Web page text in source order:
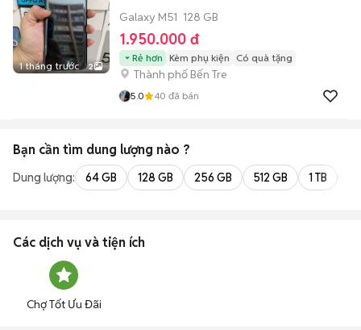
1 tháng trước 2
Galaxy M51 128 GB
1.950.000 đ
Rẻ hơn Kèm phụ kiện Có quà tặng
Thành phố Bến Tre
5.0 40 đã bán
Bạn cần tìm dung lượng nào ?
Dung lượng: 64 GB 128 GB 256 GB 512 GB 1 TB
Các dịch vụ và tiện ích
Chợ Tốt Ưu Đãi